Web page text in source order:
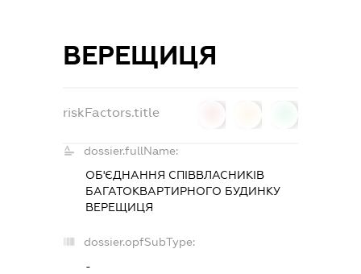
ВЕРЕЩИЦЯ
riskFactors.title
dossier.fullName:
ОБ'ЄДНАННЯ СПІВВЛАСНИКІВ
БАГАТОКВАРТИРНОГО БУДИНКУ
ВЕРЕЩИЦЯ
dossier.opfSubType:
-